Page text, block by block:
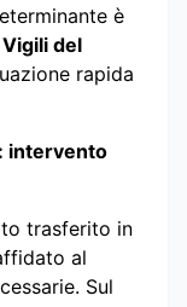
è
del
rapida
intervento
trasferito in
al
Sul